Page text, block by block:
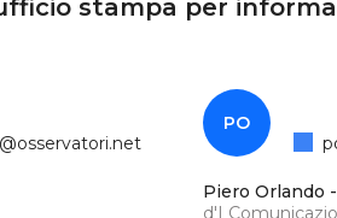
stampa per
PO
Piero Orlando
d'I